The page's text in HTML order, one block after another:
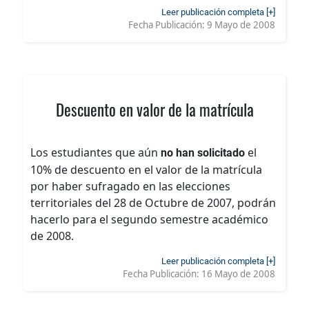
Leer publicación completa [+]
Fecha Publicación: 9 Mayo de 2008
Descuento en valor de la matrícula
Los estudiantes que aún no han solicitado el
10% de descuento en el valor de la matrícula
por haber sufragado en las elecciones
territoriales del 28 de Octubre de 2007, podrán
hacerlo para el segundo semestre académico
de 2008.
Leer publicación completa [+]
Fecha Publicación: 16 Mayo de 2008